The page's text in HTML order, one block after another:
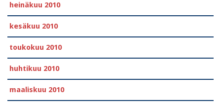
heinäkuu 2010
kesäkuu 2010
toukokuu 2010
huhtikuu 2010
maaliskuu 2010